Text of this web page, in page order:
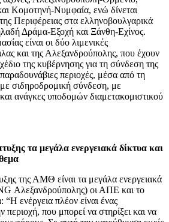
Κομοτηνή-Νυμφαία, ενώ δίνεται
Περιφέρειας στα ελληνοβουλγαρικά
Δράμα-Εξοχή και Ξάνθη-Εχίνος.
είναι οι δύο λιμενικές
και της Αλεξανδρούπολης, που έχουν
της κυβέρνησης για τη σύνδεση της
περιοχές, μέσα από τη
σιδηροδρομική σύνδεση, με
ανάγκες υποδομών διαμετακομιστικού
τα μεγάλα ενεργειακά δίκτυα και
της ΑΜΘ είναι τα μεγάλα ενεργειακά
Αλεξανδρούπολης) οι ΑΠΕ και το
ενέργεια πλέον είναι ένας
περιοχή, που μπορεί να στηρίξει και να